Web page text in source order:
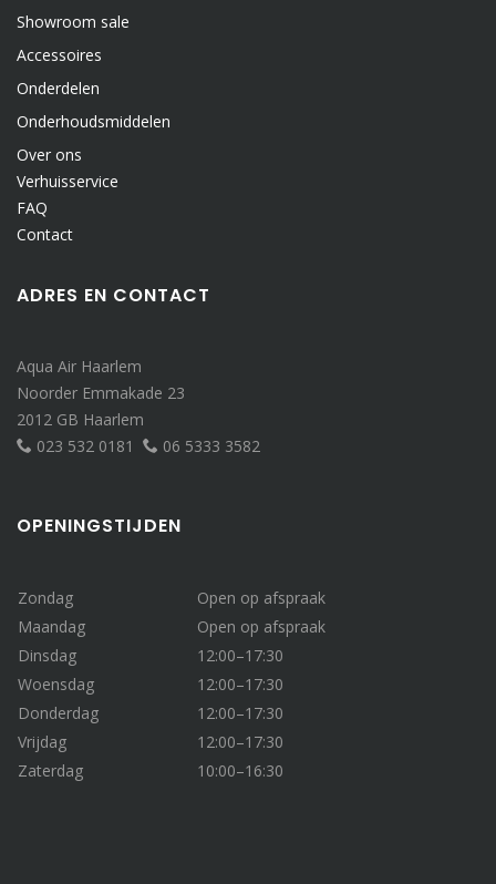
Showroom sale
Accessoires
Onderdelen
Onderhoudsmiddelen
Over ons
Verhuisservice
FAQ
Contact
ADRES EN CONTACT
Aqua Air Haarlem
Noorder Emmakade 23
2012 GB Haarlem
023 532 0181
06 5333 3582
OPENINGSTIJDEN
Zondag
Open op afspraak
Maandag
Open op afspraak
Dinsdag
12:00–17:30
Woensdag
12:00–17:30
Donderdag
12:00–17:30
Vrijdag
12:00–17:30
Zaterdag
10:00–16:30